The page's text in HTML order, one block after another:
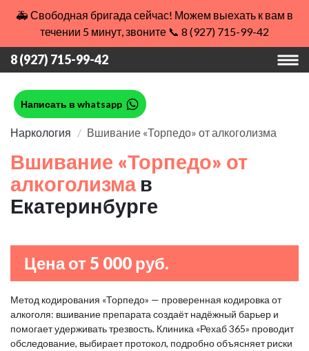
🚑 Свободная бригада сейчас! Можем выехать к вам в
течении 5 минут, звоните 📞 8 (927) 715-99-42
8 (927) 715-99-42
Написать в whatsapp
Наркология Вшивание «Торпедо» от алкоголизма
Вшивание «Торпедо» от
алкоголизма в
Екатеринбурге
Цена от 5 000 руб.
Метод кодирования «Торпедо» — проверенная кодировка от
алкоголя: вшивание препарата создаёт надёжный барьер и
помогает удерживать трезвость. Клиника «Рехаб 365» проводит
обследование, выбирает протокол, подробно объясняет риски